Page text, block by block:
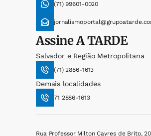
(71) 99601-0020
AssineA TARDE
Salvador e Região Metropolitana
(71) 2886-1613
Demais localidades
71 2886-1613
Rua Professor Milton Cayres de Brito,